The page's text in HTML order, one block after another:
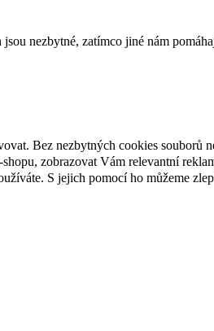
nezbytné, zatímco jiné nám
Bez nezbytných cookies souborů
zobrazovat Vám relevantní
S jejich pomocí ho můžeme